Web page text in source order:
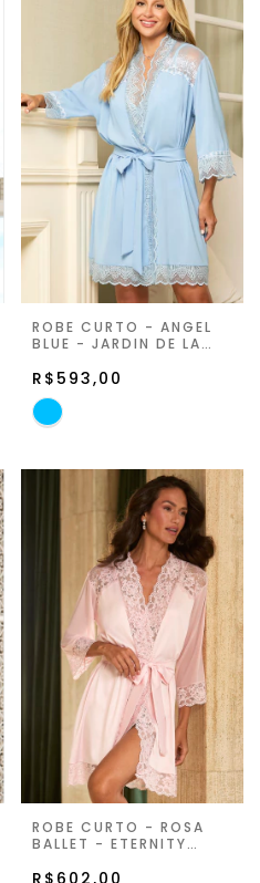
ROBE CURTO - ANGEL
BLUE - JARDIN DE LA
R$593,00
ROBE CURTO - ROSA
BALLET - ETERNITY